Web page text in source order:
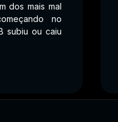
dos mais mal
no
subiu ou caiu